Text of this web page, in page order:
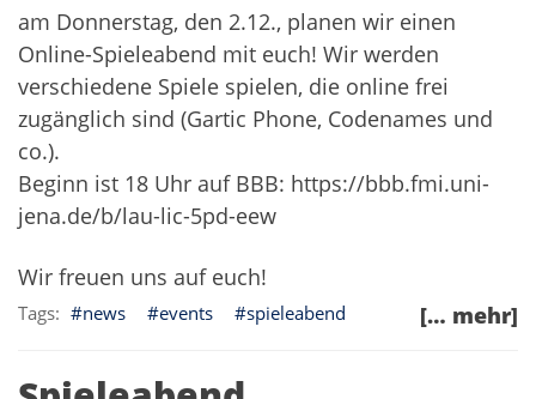
am Donnerstag, den 2.12., planen wir einen
Online-Spieleabend mit euch! Wir werden
verschiedene Spiele spielen, die online frei
zugänglich sind (Gartic Phone, Codenames und
co.).
Beginn ist 18 Uhr auf BBB: https://bbb.fmi.uni-
jena.de/b/lau-lic-5pd-eew
Wir freuen uns auf euch!
[… mehr]
news events spieleabend